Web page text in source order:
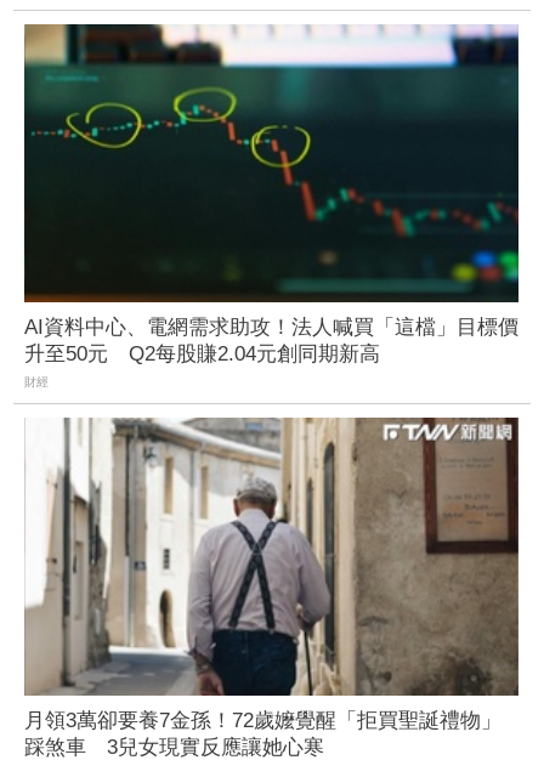
AI資料中心、電網需求助攻！法人喊買「這檔」目標價
升至50元 Q2每股賺2.04元創同期新高
財經
月領3萬卻要養7金孫！72歲嬤覺醒「拒買聖誕禮物」
踩煞車 3兒女現實反應讓她心寒